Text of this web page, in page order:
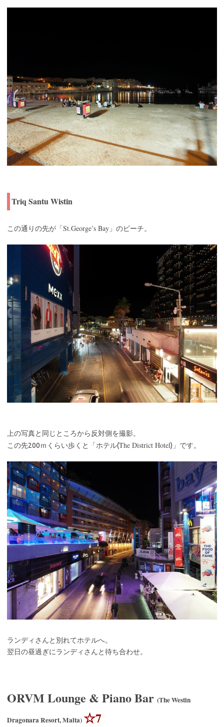
Triq Santu Wistin
この通りの先が「St.George’s Bay 」のビーチ。
上の写真と同じところから反対側を撮影。
この先200ｍくらい歩くと「ホテル(The District Hotel)」です。
ランディさんと別れてホテルへ。
翌日の昼過ぎにランディさんと待ち合わせ。
ORVM Lounge & Piano Bar (The Westin
Dragonara Resort, Malta)☆7